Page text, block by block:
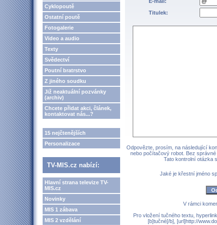
Cyklopoutě
Ostatní poutě
Fotogalerie
Video a audio
Texty
Svědectví
Poutní bratrstvo
Z jiného soudku
Již neaktuální pozvánky
(archiv)
Chcete přidat akci, článek,
kontaktovat nás...?
15 nejčtenějších
Personalizace
TV-MIS.cz nabízí:
Hlavní strana televize TV-
MIS.cz
Novinky
MIS 1 zábava
MIS 2 vzdělání
Titulek:
Odpovězte, prosím, na následující
nebo počítačový robot. Bez
Tato kontrolní otázka
Jaké je křestní jméno
V rámci
Pro vložení tučného textu,
[b]tučné[/b], [url]http://